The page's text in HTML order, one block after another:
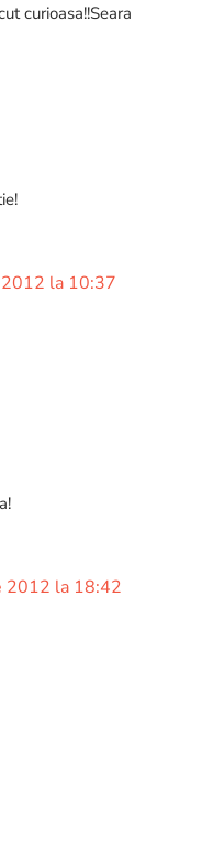
curioasa!!Seara
la 10:37
2012 la 18:42